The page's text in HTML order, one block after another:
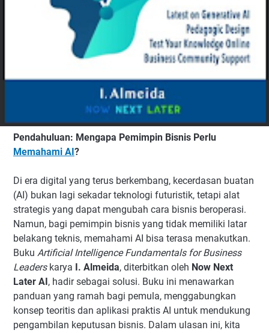
Pendahuluan: Mengapa Pemimpin Bisnis Perlu
Memahami AI ?
Di era digital yang terus berkembang, kecerdasan buatan
(AI) bukan lagi sekadar teknologi futuristik, tetapi alat
strategis yang dapat mengubah cara bisnis beroperasi.
Namun, bagi pemimpin bisnis yang tidak memiliki latar
belakang teknis, memahami AI bisa terasa menakutkan.
Buku Artificial Intelligence Fundamentals for Business
Leaderskarya I. Almeida, diterbitkan oleh Now Next
Later AI , hadir sebagai solusi. Buku ini menawarkan
panduan yang ramah bagi pemula, menggabungkan
konsep teoritis dan aplikasi praktis AI untuk mendukung
pengambilan keputusan bisnis. Dalam ulasan ini, kita